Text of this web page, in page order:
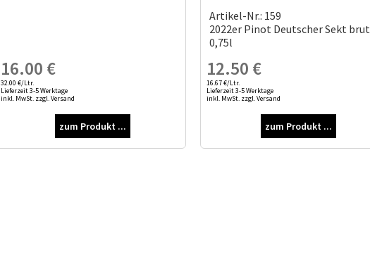
32.00 €/Ltr.
Lieferzeit 3-5 Werktage
inkl. MwSt. zzgl. Versand
16.00 €
zum Produkt ...
Artikel-Nr.: 159
2022er Pinot Deutscher Sekt brut
0,75l
16.67 €/Ltr.
Lieferzeit 3-5 Werktage
inkl. MwSt. zzgl. Versand
12.50 €
zum Produkt ...